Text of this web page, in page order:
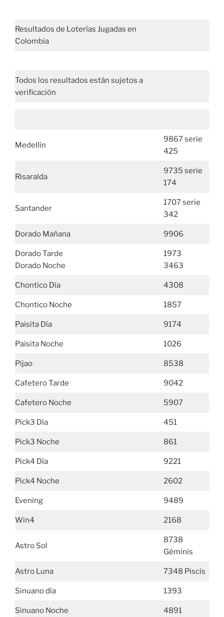
Resultados de Loterías Jugadas en
Colombia
Todos los resultados están sujetos a
verificación
Medellín
9867 serie
425
Risaralda
9735 serie
174
Santander
1707 serie
342
Dorado Mañana 9906
Dorado Tarde
Dorado Noche
1973
3463
Chontico Día 4308
Chontico Noche 1857
Paisita Día 9174
Paisita Noche 1026
Pijao 8538
Cafetero Tarde 9042
Cafetero Noche 5907
Pick3 Día 451
Pick3 Noche 861
Pick4 Día 9221
Pick4 Noche 2602
Evening 9489
Win4 2168
Astro Sol
8738
Géminis
Astro Luna 7348 Piscis
Sinuano día 1393
Sinuano Noche 4891